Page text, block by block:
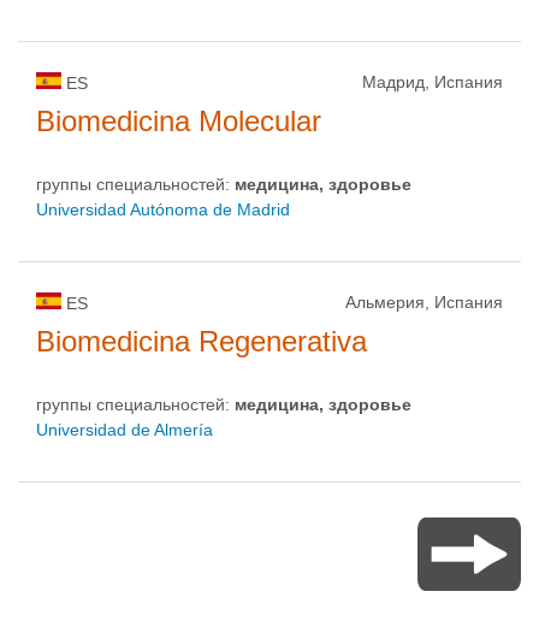
ES Мадрид, Испания
Biomedicina Molecular
группы специальностей: медицина, здоровье
Universidad Autónoma de Madrid
ES Альмерия, Испания
Biomedicina Regenerativa
группы специальностей: медицина, здоровье
Universidad de Almería